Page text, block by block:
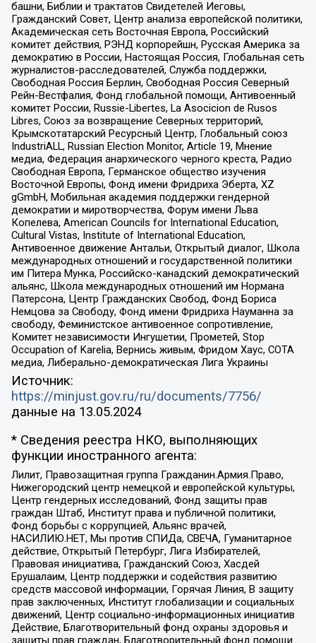
башни, Библии и трактатов Свидетелей Иеговы,
Гражданский Совет, Центр анализа европейской политики,
Академическая сеть Восточная Европа, Российский
комитет действия, РЭНД корпорейшн, Русская Америка за
демократию в России, Настоящая Россия, Глобальная сеть
журналистов-расследователей, Служба поддержки,
Свободная Россия Берлин, Свободная Россия Северный
Рейн-Вестфалия, Фонд глобальной помощи, Антивоенный
комитет России, Russie-Libertes, La Asocicion de Rusos
Libres, Союз за возвращение Северных территорий,
Крымскотатарский Ресурсный Центр, Глобальный союз
IndustriALL, Russian Election Monitor, Article 19, Мнение
медиа, Федерация анархического черного креста, Радио
Свободная Европа, Германское общество изучения
Восточной Европы, Фонд имени Фридриха Эберта, XZ
gGmbH, Мобильная академия поддержки гендерной
демократии и миротворчества, Форум имени Льва
Копелева, American Councils for International Education,
Cultural Vistas, Institute of International Education,
Антивоенное движение Антальи, Открытый диалог, Школа
международных отношений и государственной политики
им Питера Мунка, Российско-канадский демократический
альянс, Школа международных отношений им Нормана
Патерсона, Центр Гражданских Свобод, Фонд Бориса
Немцова за Свободу, Фонд имени Фридриха Науманна за
свободу, Феминистское антивоенное сопротивление,
Комитет независимости Ингушетии, Прометей, Stop
Occupation of Karelia, Вернись живым, Фридом Хаус, СОТА
медиа, Либерально-демократическая Лига Украины
Источник:
https://minjust.gov.ru/ru/documents/7756/
данные на 13.05.2024
* Сведения реестра НКО, выполняющих
функции иностранного агента:
Лилит, Правозащитная группа Гражданин.Армия.Право,
Нижегородский центр немецкой и европейской культуры,
Центр гендерных исследований, Фонд защиты прав
граждан Штаб, Институт права и публичной политики,
Фонд борьбы с коррупцией, Альянс врачей,
НАСИЛИЮ.НЕТ, Мы против СПИДа, СВЕЧА, Гуманитарное
действие, Открытый Петербург, Лига Избирателей,
Правовая инициатива, Гражданский Союз, Хасдей
Ерушалаим, Центр поддержки и содействия развитию
средств массовой информации, Горячая Линия, В защиту
прав заключенных, Институт глобализации и социальных
движений, Центр социально-информационных инициатив
Действие, Благотворительный фонд охраны здоровья и